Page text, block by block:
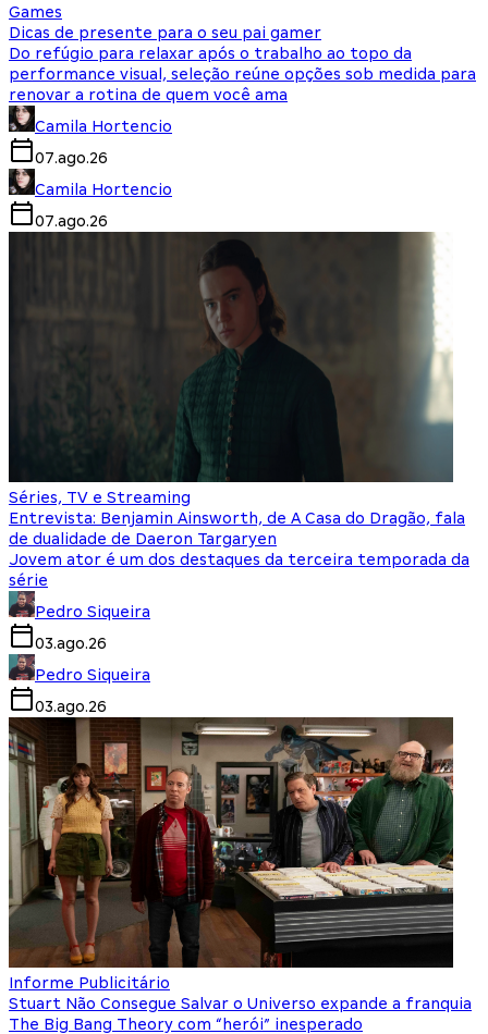
Games
Dicas de presente para o seu pai gamer
Do refúgio para relaxar após o trabalho ao topo da
performance visual, seleção reúne opções sob medida para
renovar a rotina de quem você ama
Camila Hortencio
07.ago.26
Camila Hortencio
07.ago.26
Séries, TV e Streaming
Entrevista: Benjamin Ainsworth, de A Casa do Dragão, fala
de dualidade de Daeron Targaryen
Jovem ator é um dos destaques da terceira temporada da
série
Pedro Siqueira
03.ago.26
Pedro Siqueira
03.ago.26
Informe Publicitário
Stuart Não Consegue Salvar o Universo expande a franquia
The Big Bang Theory com “herói” inesperado